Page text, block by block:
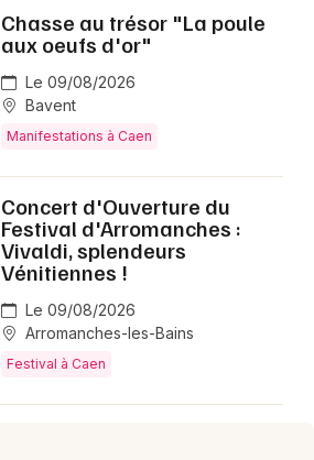
Chasse au trésor "La poule
aux oeufs d'or"
Le 09/08/2026
Bavent
Manifestations à Caen
Concert d'Ouverture du
Festival d'Arromanches :
Vivaldi, splendeurs
Vénitiennes !
Le 09/08/2026
Arromanches-les-Bains
Festival à Caen